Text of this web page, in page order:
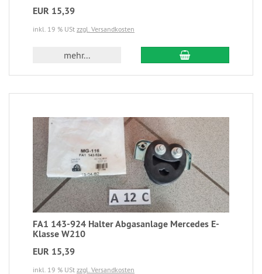
EUR 15,39
inkl. 19 % USt zzgl. Versandkosten
mehr...
FA1 143-924 Halter Abgasanlage Mercedes E-
Klasse W210
EUR 15,39
inkl. 19 % USt zzgl. Versandkosten